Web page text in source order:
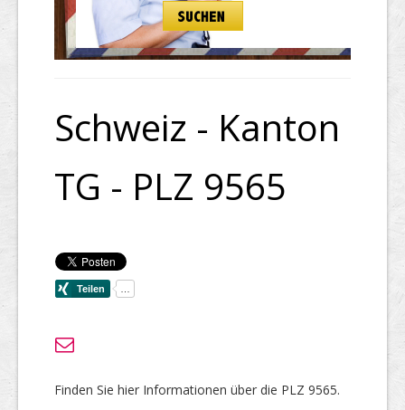
Schweiz - Kanton
TG - PLZ 9565
Finden Sie hier Informationen über die PLZ 9565.